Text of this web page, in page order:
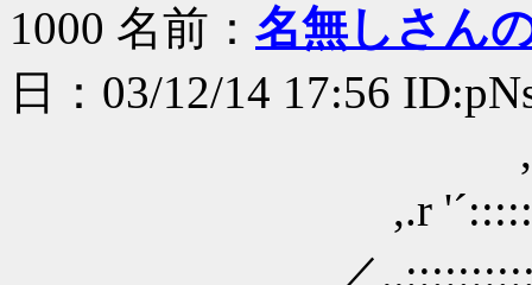
1000 名前： 名無しさん
日：03/12/14 17:56
,,.. -‐‐
,.r
／